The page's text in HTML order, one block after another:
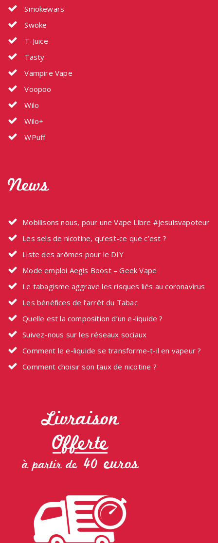
Smokewars
Swoke
T-Juice
Tasty
Vampire Vape
Voopoo
Wilo
Wilo+
WPuff
News
Mobilisons nous, pour une Vape Libre #jesuisvapoteur
Les sels de nicotine, qu’est-ce que c’est ?
Liste des arômes pour le DIY
Mode emploi Aegis Boost – Geek Vape
Le tabagisme aggrave les risques liés au coronavirus
Les bénéfices de l’arrêt du Tabac
Quelle est la composition d’un e-liquide ?
Suivez-nous sur les réseaux sociaux
Comment le e-liquide se transforme-t-il en vapeur ?
Comment choisir son taux de nicotine ?